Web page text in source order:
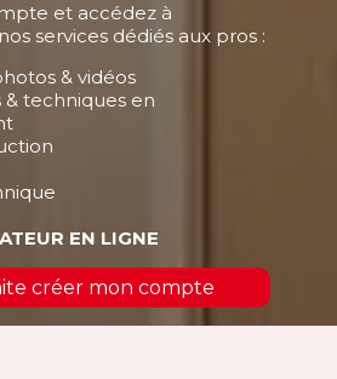
et accédez à
services dédiés aux pros :
& vidéos
& techniques en
EN LIGNE
créer mon compte